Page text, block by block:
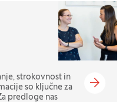
strokovnost in
so ključne za
predloge nas